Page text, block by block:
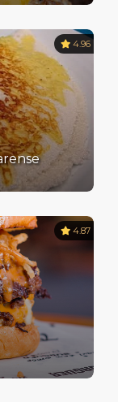
4.96
4.87